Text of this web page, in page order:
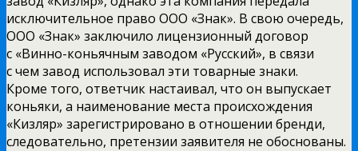
исключительное право ООО «Знак». В свою очередь,
ООО «Знак» заключило лицензионный договор
с «Винно-коньячным заводом «Русский», в связи
с чем завод использовал эти товарные знаки.
Кроме того, ответчик настаивал, что он выпускает
коньяки, а наименование места происхождения
«Кизляр» зарегистрировано в отношении бренди,
следовательно, претензии заявителя не обоснованы.